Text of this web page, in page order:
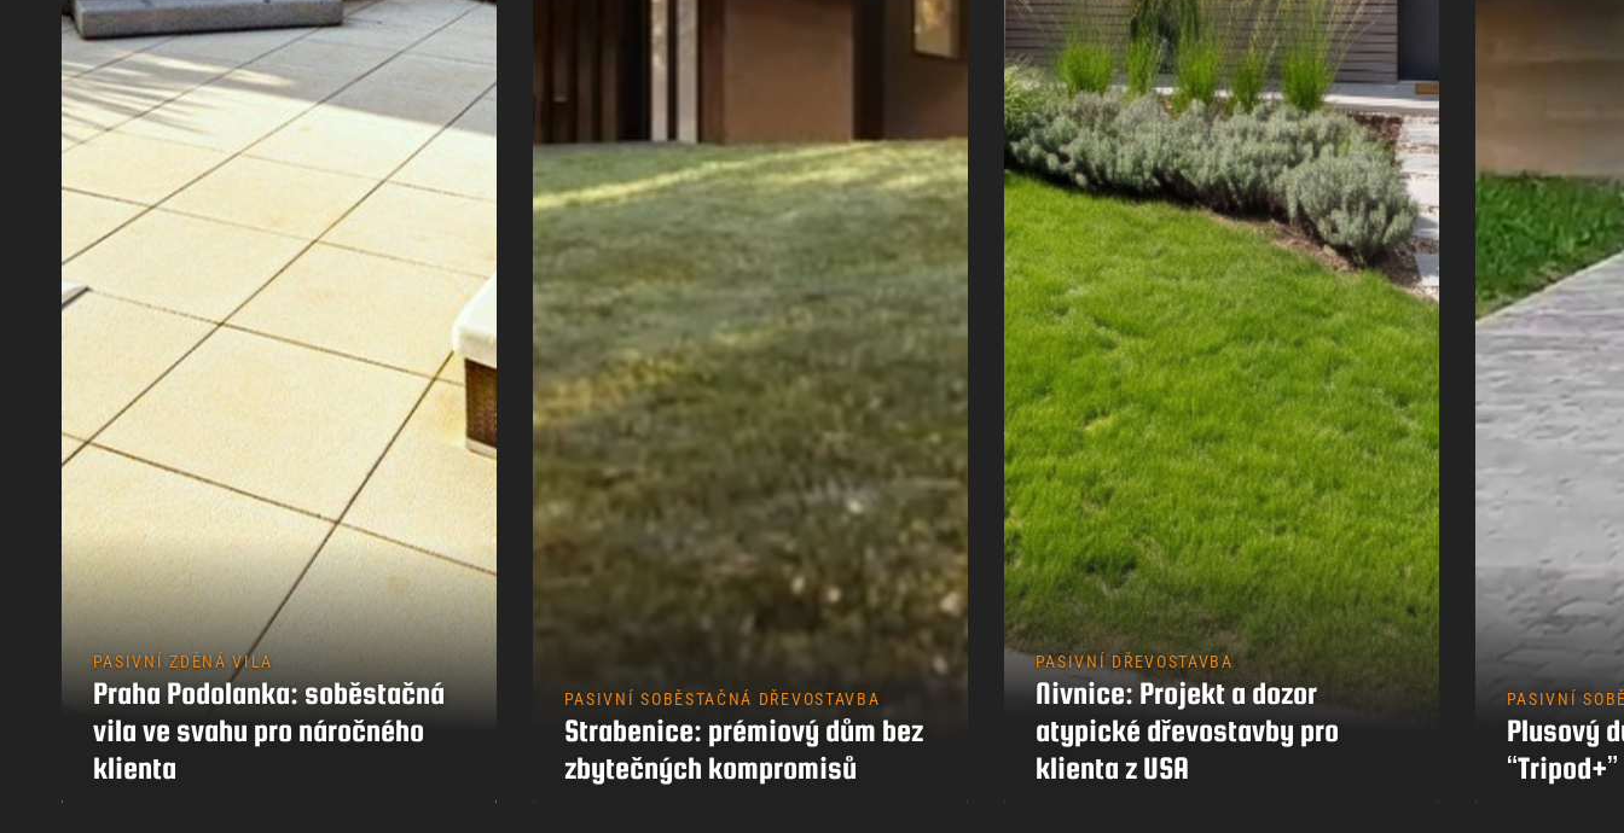
Úvod
Naše služby
Reference
Průvodce stavbou
O ateliéru
Řekli o nás
Kontakty
PASIVNÍ ZDĚNÁ VILA
Praha Podolanka: soběstačná
vila ve svahu pro náročného
klienta
PASIVNÍ SOBĚSTAČNÁ DŘEVOSTAVBA
Strabenice: prémiový dům bez
zbytečných kompromisů
PASIVNÍ DŘEVOSTAVBA
Nivnice: Projekt a dozor
atypické dřevostavby pro
klienta z USA
PASIVNÍ
Plusový
“Tripod+”